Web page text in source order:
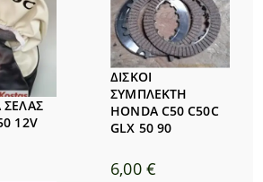
12V
ΔΙΣΚΟΙ
ΣΥΜΠΛΕΚΤΗ
HONDA C50 C50C
GLX 50 90
6,00 €